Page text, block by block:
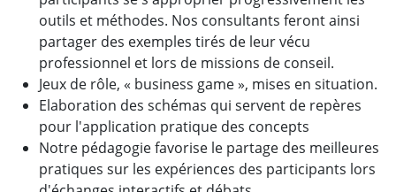
outils et méthodes. Nos consultants feront ainsi
partager des exemples tirés de leur vécu
professionnel et lors de missions de conseil.
Jeux de rôle, « business game », mises en situation.
Elaboration des schémas qui servent de repères
pour l'application pratique des concepts
Notre pédagogie favorise le partage des meilleures
pratiques sur les expériences des participants lors